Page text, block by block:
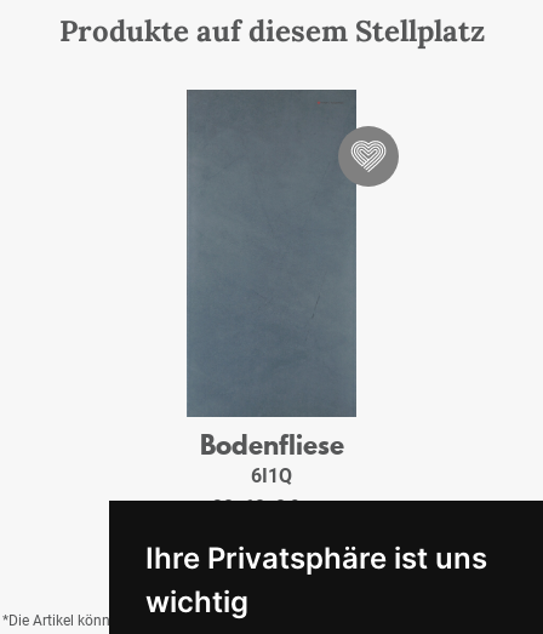
Ihre Privatsphäre ist uns
wichtig
Produkte auf diesem Stellplatz
Bodenfliese
6I1Q
30x60x0,9 cm
*Die Artikel können durch Belichtung, Charge, Brand, Formate und weitere Einflüsse